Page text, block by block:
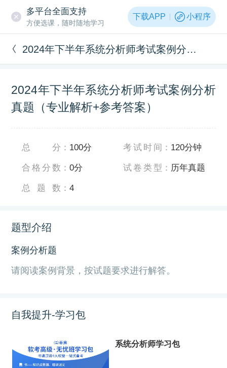
多平台全面支持
方便选课，随时随地学习
下载APP 小程序
2024年下半年系统分析师考试案例分析真题（专业解析+参考答案）
2024年下半年系统分析师考试案例分析
真题（专业解析+参考答案）
总分 ： 100分
合格分数 ：0分
总题数 ：4
考试时间 ： 120分钟
试卷类型 ： 历年真题
题型介绍
案例分析题
请阅读案例背景，按试题要求进行解答。
自我提升-学习包
系统分析师学习包